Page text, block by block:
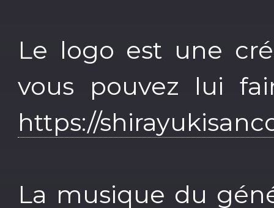
Le logo est une
vous pouvez lui
https://
La musique du